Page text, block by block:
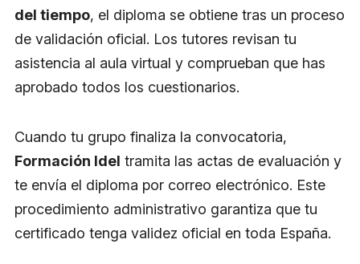
del tiempo, el diploma se obtiene tras un proceso
de validación oficial. Los tutores revisan tu
asistencia al aula virtual y comprueban que has
aprobado todos los cuestionarios.
Cuando tu grupo finaliza la convocatoria,
Formación Idel tramita las actas de evaluación y
te envía el diploma por correo electrónico. Este
procedimiento administrativo garantiza que tu
certificado tenga validez oficial en toda España.